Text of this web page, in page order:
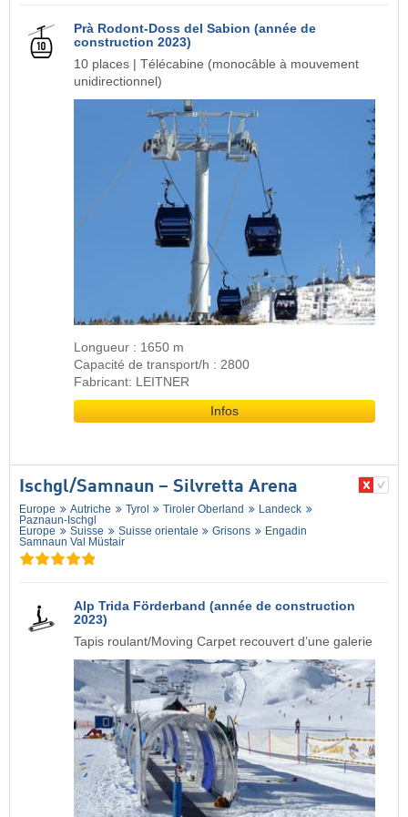
Prà Rodont-Doss del Sabion (année de
construction 2023)
10 places | Télécabine (monocâble à mouvement
unidirectionnel)
Longueur : 1650 m
Capacité de transport/h : 2800
Fabricant: LEITNER
Infos
Ischgl/​Samnaun – Silvretta Arena
Europe Autriche Tyrol Tiroler Oberland
Landeck
Paznaun-Ischgl
Europe
Suisse Suisse orientale Grisons
Engadin
Samnaun Val Müstair
Alp Trida Förderband (année de construction
2023)
Tapis roulant/Moving Carpet recouvert d’une galerie